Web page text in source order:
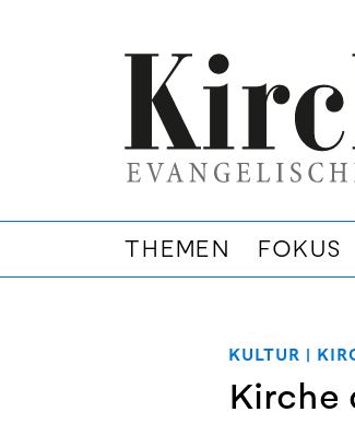
THEMEN FOKUS
KULTUR
Kirche